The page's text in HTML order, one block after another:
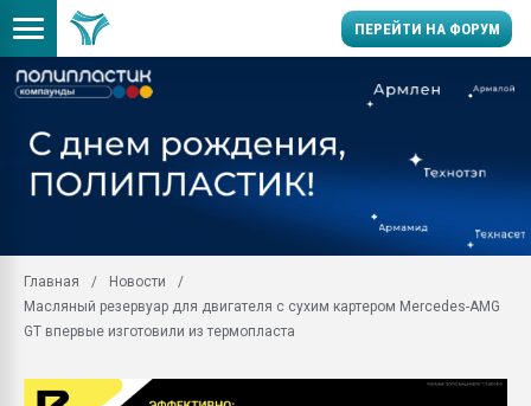
ПЕРЕЙТИ НА ФОРУМ
умельцы изготовили
Продажа готового
производство SPC
29.07.2026 ФРП помог
Помощь в подборе
Главная
Новости
Масляный резервуар для двигателя с сухим картером Mercedes-AMG
GT впервые изготовили из термопласта